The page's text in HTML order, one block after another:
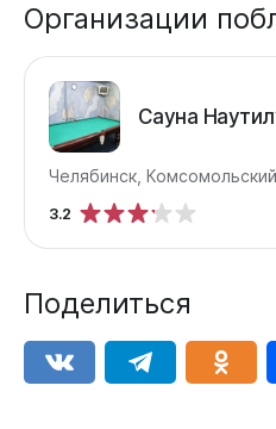
Организации
Сауна
3.2
Поделиться